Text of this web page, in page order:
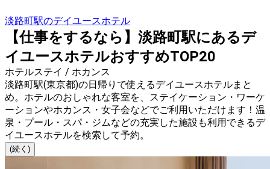
淡路町駅のデイユースホテル
【仕事をするなら】淡路町駅にあるデ
イユースホテルおすすめTOP20
ホテルステイ / ホカンス
淡路町駅(東京都)の日帰りで使えるデイユースホテルまと
め。ホテルのおしゃれな客室を、ステイケーション・ワーケ
ーションやホカンス・女子会などでご利用いただけます！温
泉・プール・スパ・ジムなどの充実した施設も利用できるデ
イユースホテルを検索して予約。
(続く)